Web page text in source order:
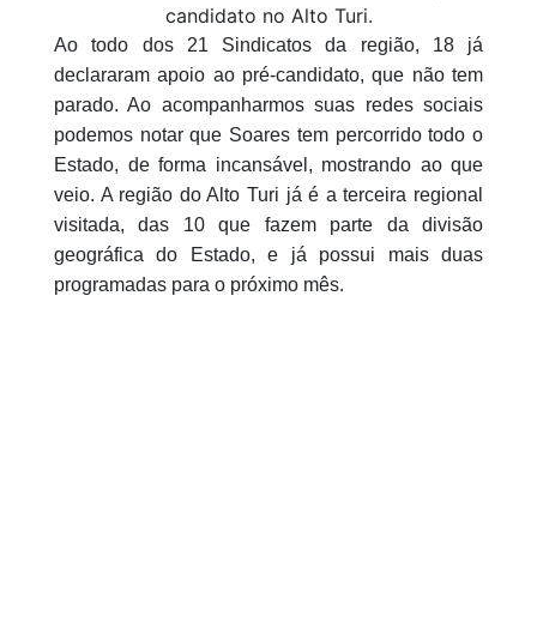
candidato no Alto Turi.
Ao todo dos 21 Sindicatos da região, 18 já
declararam apoio ao pré-candidato, que não tem
parado. Ao acompanharmos suas redes sociais
podemos notar que Soares tem percorrido todo o
Estado, de forma incansável, mostrando ao que
veio. A região do Alto Turi já é a terceira regional
visitada, das 10 que fazem parte da divisão
geográfica do Estado, e já possui mais duas
programadas para o próximo mês.